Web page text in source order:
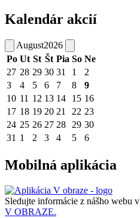
Kalendár akcií
August2026
Po Ut St Št Pia So Ne
27 28 29 30 31 1
2
3
4 5 6 7 8
9
10 11 12 13 14 15 16
17 18 19 20 21 22 23
24 25 26 27 28 29 30
31 1 2 3 4 5 6
Mobilná aplikácia
Sledujte informácie z nášho webu v
V OBRAZE.